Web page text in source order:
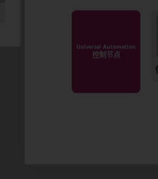
Universal Automation
控制节点